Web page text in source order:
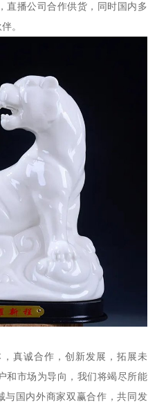
直播公司合作供货，同时国内多
。
真诚合作，创新发展，拓展未
和市场为导向，我们将竭尽所能
国内外商家双赢合作，共同发